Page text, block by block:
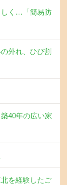
しく…「簡易防
外れ、ひび割
40年の広い家
北を経験したご